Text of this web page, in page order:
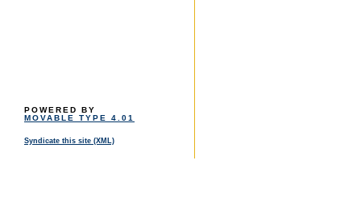
POWERED BY
MOVABLE TYPE 4.01
Syndicate this site (XML)